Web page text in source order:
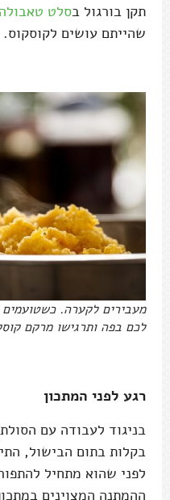
תקן בורגול בסלט טאבולה
שהייתם עושים לקוסקוס.
מעבירים לקערה. כשטועמים
לכם בפה ותרגישו מרקם
רגע לפני המתכון
בניגוד לעבודה עם
בקלות בתום הבישול,
לפני שהוא מתחיל
ההמתנה המצוינים